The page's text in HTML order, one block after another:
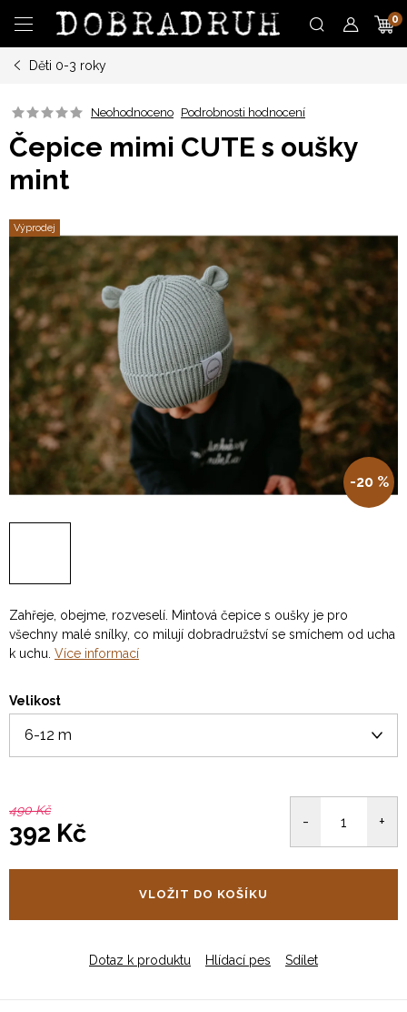
obsah
Děti 0-3 roky
Neohodnoceno Podrobnosti hodnocení
Čepice mimi CUTE s oušky
mint
Výprodej
-20 %
Zahřeje, obejme, rozveselí. Mintová čepice s oušky je pro
všechny malé snílky, co milují dobradružství se smíchem od ucha
k uchu. Více informací
Velikost
490 Kč
392 Kč
VLOŽIT DO KOŠÍKU
Dotaz k produktu Hlídací pes Sdílet